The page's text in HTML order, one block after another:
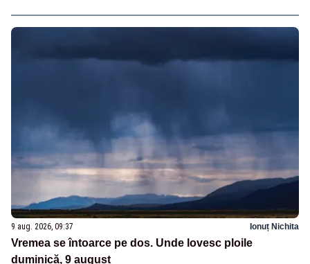
9 aug. 2026, 09:37 Ionuț Nichita
Vremea se întoarce pe dos. Unde lovesc ploile
duminică, 9 august